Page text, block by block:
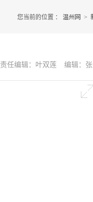
您当前的位置 ： 温州网 >
责任编辑：叶双莲 编辑：